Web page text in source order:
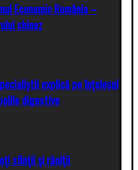
Economic România –
chinez
explică pe înțelesul
digestive
sfinţii şi răniţii